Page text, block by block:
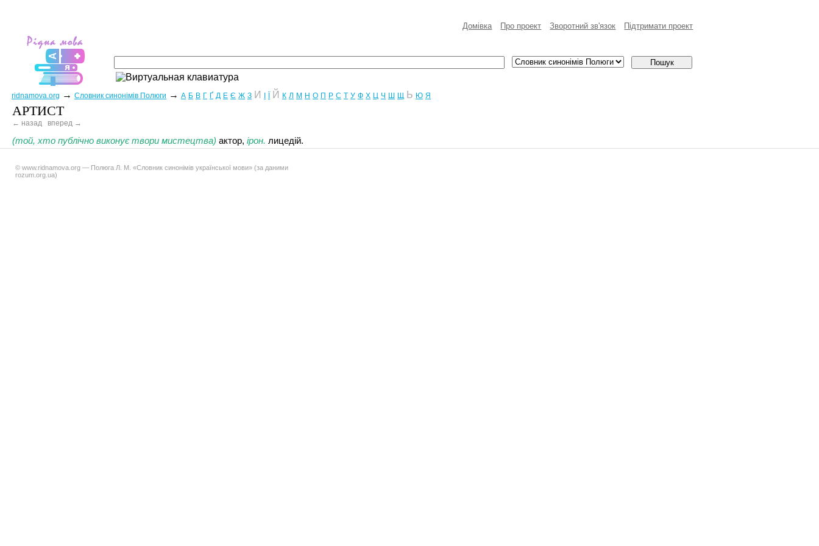
Домівка Про проект Зворотний зв'язок Пiдтримати проект
ridnamova.org → Словник синонімів Полюги → А Б В Г Ґ Д Е Є Ж З И Й К Л М Н О П Р С Т У Ф Х Ц Ч Ш Щ Ь Ю Я
АРТИСТ
← назад вперед →
(той, хто публічно виконує твори мистецтва) актор, ірон. лицедій.
© www.ridnamova.org — Полюга Л. М. «Словник синонімів української мови» (за даними
rozum.org.ua)